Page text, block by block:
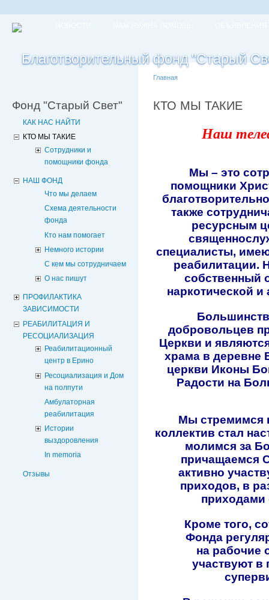
Фонд "Старый Свет"
КАК НАС НАЙТИ
КТО МЫ ТАКИЕ
Сотрудники и
помощники фонда
НАШ ФОНД
Что мы делаем
Схема деятельности
фонда
Кто нам помогает
Немного истории
С кем мы сотрудничаем
О нас пишут
ПРОФИЛАКТИКА
ЗАВИСИМОСТИ
РЕАБИЛИТАЦИЯ И
РЕСОЦИАЛИЗАЦИЯ
Реабилитационный
центр в Ерино
Ресоциализация и Дом
на полпути
Амбулаторная
реабилитация
Истории
выздоровления
In memoria
Отзывы
Главная
КТО МЫ ТАКИЕ
Наш
Мы – это
помощники
также
ресурсным
специалисты,
реабилитации.
собственный
наркотической и
добровольцев
Церкви и
храма в деревне
церкви Иконы
Радости на
Мы стремимся
коллектив стал
молимся за
причащаемся
активно
приходов, в
приходами
Кроме того,
Фонда
на рабочие
участвуют в